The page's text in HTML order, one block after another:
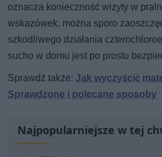
oznacza konieczność wizyty w
wskazówek, można sporo
szkodliwego działania
sucho w domu jest po prostu
Sprawdź także: Jak wyczyścić
Sprawdzone i polecane sposoby
Najpopularniejsze w tej